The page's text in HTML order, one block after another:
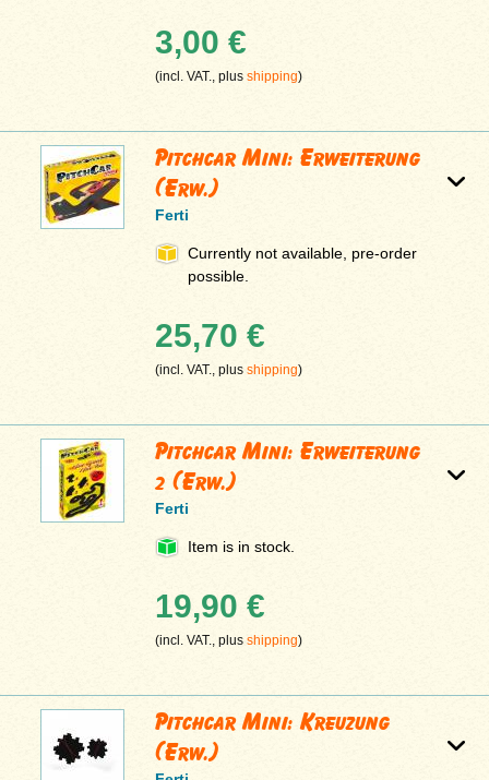
3,00 €
(incl. VAT., plusshipping)
Pitchcar Mini: Erweiterung
(Erw.)
Ferti
Currently not available, pre-order
possible.
25,70 €
(incl. VAT., plusshipping)
Pitchcar Mini: Erweiterung
2 (Erw.)
Ferti
Item is in stock.
19,90 €
(incl. VAT., plusshipping)
Pitchcar Mini: Kreuzung
(Erw.)